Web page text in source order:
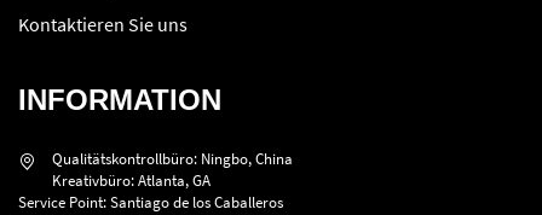
Kontaktieren Sie uns
INFORMATION
Qualitätskontrollbüro: Ningbo, China
Kreativbüro: Atlanta, GA
Service Point: Santiago de los Caballeros